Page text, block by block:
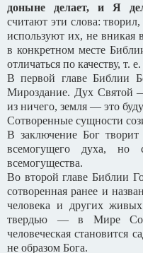
доныне делает, и Я
считают эти слова:
используют их, не вникая
в конкретном месте
отличаться по качеству, т.
В первой главе Библии
Мироздание. Дух Святой
из ничего, земля — это
Сотворенные сущности
В заключение Бог творит
всемогущего духа, но
всемогущества.
Во второй главе Библии
сотворенная ранее и
человека и других
твердью — в Мире
человеческая становится
не образом Бога.